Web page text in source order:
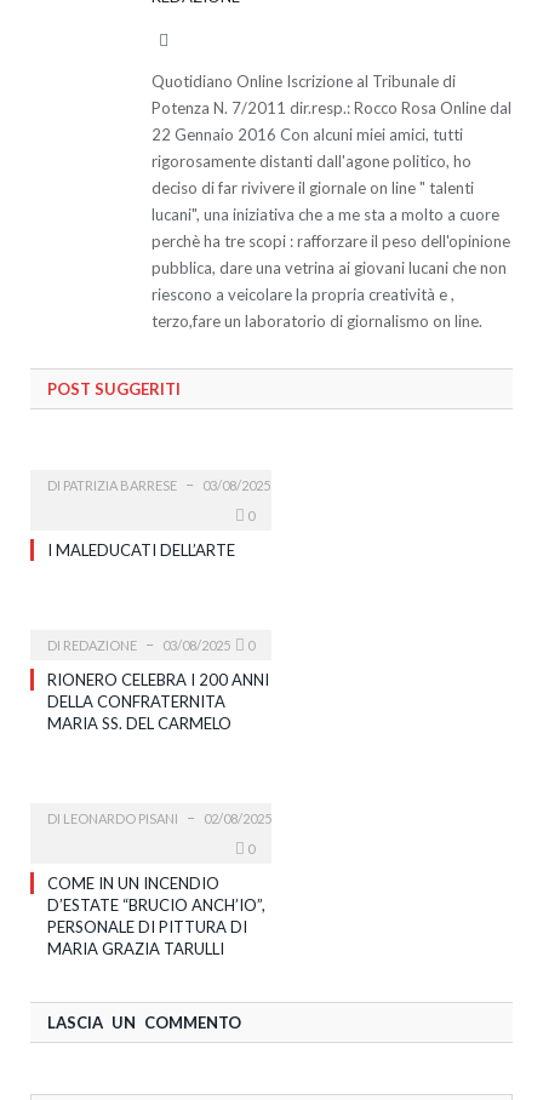
Quotidiano Online Iscrizione al Tribunale di
Potenza N. 7/2011 dir.resp.: Rocco Rosa Online dal
22 Gennaio 2016 Con alcuni miei amici, tutti
rigorosamente distanti dall'agone politico, ho
deciso di far rivivere il giornale on line " talenti
lucani", una iniziativa che a me sta a molto a cuore
perchè ha tre scopi : rafforzare il peso dell'opinione
pubblica, dare una vetrina ai giovani lucani che non
riescono a veicolare la propria creatività e ,
terzo,fare un laboratorio di giornalismo on line.
POST SUGGERITI
DI PATRIZIA BARRESE
03/08/2025
0
I MALEDUCATI DELL’ARTE
DI REDAZIONE 03/08/2025 0
RIONERO CELEBRA I 200 ANNI
DELLA CONFRATERNITA
MARIA SS. DEL CARMELO
DI LEONARDO PISANI
02/08/2025
0
COME IN UN INCENDIO
D’ESTATE “BRUCIO ANCH’IO”,
PERSONALE DI PITTURA DI
MARIA GRAZIA TARULLI
LASCIA UN COMMENTO